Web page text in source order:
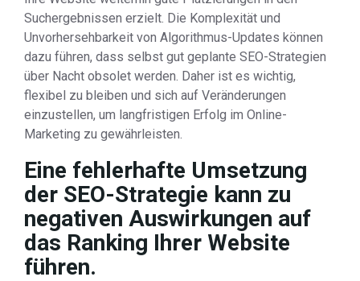
Suchergebnissen erzielt. Die Komplexität und
Unvorhersehbarkeit von Algorithmus-Updates können
dazu führen, dass selbst gut geplante SEO-Strategien
über Nacht obsolet werden. Daher ist es wichtig,
flexibel zu bleiben und sich auf Veränderungen
einzustellen, um langfristigen Erfolg im Online-
Marketing zu gewährleisten.
Eine fehlerhafte Umsetzung
der SEO-Strategie kann zu
negativen Auswirkungen auf
das Ranking Ihrer Website
führen.